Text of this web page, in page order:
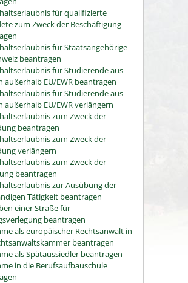
für qualifizierte
zum Zweck der Beschäftigung
für Staatsangehörige
beantragen
für Studierende aus
außerhalb EU/EWR beantragen
für Studierende aus
außerhalb EU/EWR verlängern
zum Zweck der
beantragen
zum Zweck der
verlängern
zum Zweck der
beantragen
zur Ausübung der
Tätigkeit beantragen
einer Straße für
beantragen
als europäischer Rechtsanwalt in
beantragen
als Spätaussiedler beantragen
in die Berufsaufbauschule